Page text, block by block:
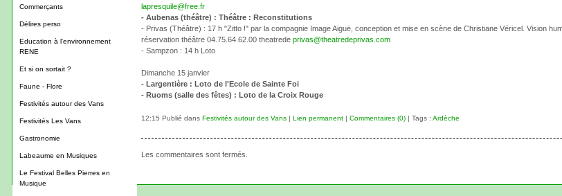
Commerçants
Délires perso
Education à l'environnement
RENE
Et si on sortait ?
Faune - Flore
Festivités autour des Vans
Festivités Les Vans
Gastronomie
Labeaume en Musiques
Le Festival Belles Pierres en
Musique
lapresquile@free.fr
- Aubenas (théâtre) : Théâtre : Reconstitutions
- Privas (Théâtre) : 17 h "Zitto !" par la compagnie Image Aiguë, conception et mise en scène de Christiane Véricel. Vision
réservation théâtre 04.75.64.62.00 theatrede privas@theatredeprivas.com
- Sampzon : 14 h Loto
Dimanche 15 janvier
- Largentière : Loto de l'Ecole de Sainte Foi
- Ruoms (salle des fêtes) : Loto de la Croix Rouge
12:15 Publié dans Festivités autour des Vans | Lien permanent | Commentaires (0) | Tags : Ardèche
Les commentaires sont fermés.